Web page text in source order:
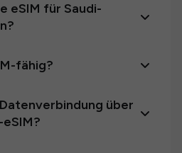
eSIM für Saudi-
fähig?
über